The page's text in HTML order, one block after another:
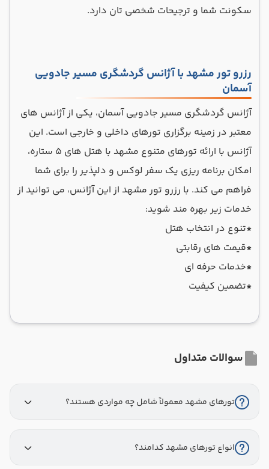
سکونت شما و ترجیحات شخصی تان دارد.
رزرو تور مشهد با آژانس گردشگری مسیر جادویی
آسمان
آژانس گردشگری مسیر جادویی آسمان، یکی از آژانس های
معتبر در زمینه برگزاری تورهای داخلی و خارجی است. این
آژانس با ارائه تورهای متنوع مشهد با هتل های 5 ستاره،
امکان برنامه ریزی یک سفر لوکس و دلپذیر را برای شما
فراهم می کند. با رزرو تور مشهد از این آژانس، می توانید از
خدمات زیر بهره مند شوید:
*تنوع در انتخاب هتل
*قیمت های رقابتی
*خدمات حرفه ای
*تضمین کیفیت
سوالات متداول
تورهای مشهد معمولاً شامل چه مواردی هستند؟
انواع تورهای مشهد کدامند؟